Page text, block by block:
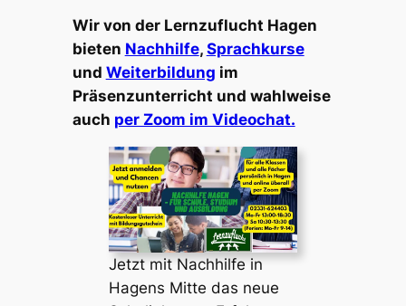
Wir von der Lernzuflucht Hagen
bieten Nachhilfe, Sprachkurse
und Weiterbildung im
Präsenzunterricht und wahlweise
auch per Zoom im Videochat.
Jetzt mit Nachhilfe in
Hagens Mitte das neue